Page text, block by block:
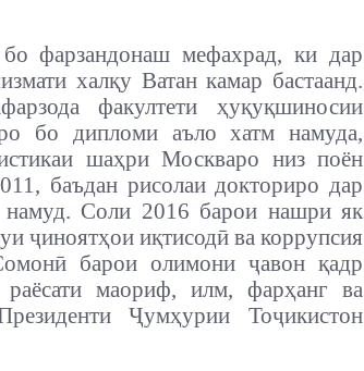
фарзандонаш мефахрад, ки дар
халқу Ватан камар бастаанд.
факултети ҳуқуқшиносии
бо дипломи аъло хатм намуда,
шаҳри Москваро низ поён
баъдан рисолаи докториро дар
Соли 2016 барои нашри як
ҷиноятҳои иқтисодӣ ва коррупсия
барои олимони ҷавон қадр
маориф, илм, фарҳанг ва
Ҷумҳурии Тоҷикистон